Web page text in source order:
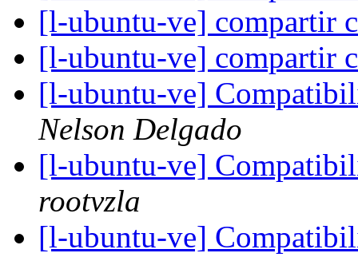
[l-ubuntu-ve] compartir
[l-ubuntu-ve] compartir
[l-ubuntu-ve]
Nelson Delgado
[l-ubuntu-ve]
rootvzla
[l-ubuntu-ve]